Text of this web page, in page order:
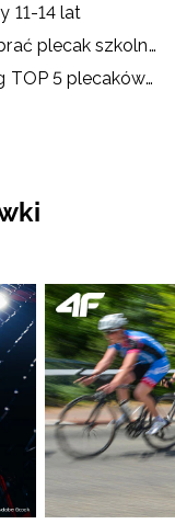
11-14 lat
Jak wybrać plecak szkolny?
Ranking TOP 5 plecaków szkolnych od 4F